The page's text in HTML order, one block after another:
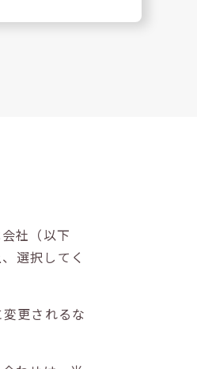
社（以下
選択してく
更されるな